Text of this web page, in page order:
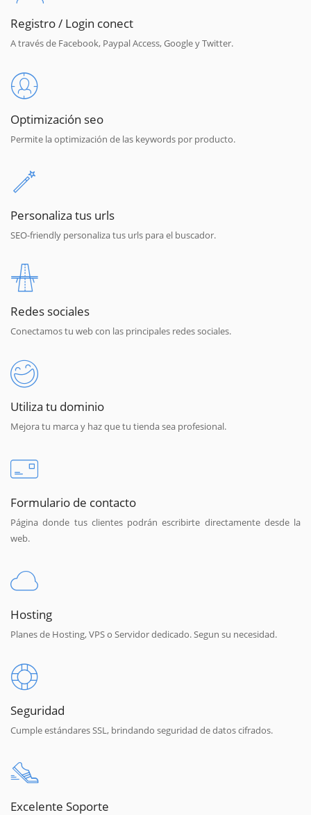
Registro / Login conect
A través de Facebook, Paypal Access, Google y Twitter.
Optimización seo
Permite la optimización de las keywords por producto.
Personaliza tus urls
SEO-friendly personaliza tus urls para el buscador.
Redes sociales
Conectamos tu web con las principales redes sociales.
Utiliza tu dominio
Mejora tu marca y haz que tu tienda sea profesional.
Formulario de contacto
Página donde tus clientes podrán escribirte directamente desde la
web.
Hosting
Planes de Hosting, VPS o Servidor dedicado. Segun su necesidad.
Seguridad
Cumple estándares SSL, brindando seguridad de datos cifrados.
Excelente Soporte